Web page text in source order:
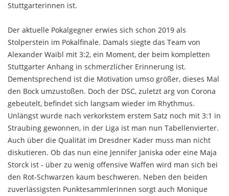
Stuttgarterinnen ist.
Der aktuelle Pokalgegner erwies sich schon 2019 als
Stolperstein im Pokalfinale. Damals siegte das Team von
Alexander Waibl mit 3:2, ein Moment, der beim kompletten
Stuttgarter Anhang in schmerzlicher Erinnerung ist.
Dementsprechend ist die Motivation umso größer, dieses Mal
den Bock umzustoßen. Doch der DSC, zuletzt arg von Corona
gebeutelt, befindet sich langsam wieder im Rhythmus.
Unlängst wurde nach verkorkstem erstem Satz noch mit 3:1 in
Straubing gewonnen, in der Liga ist man nun Tabellenvierter.
Auch über die Qualität im Dresdner Kader muss man nicht
diskutieren. Ob das nun eine Jennifer Janiska oder eine Maja
Storck ist - über zu wenig offensive Waffen wird man sich bei
den Rot-Schwarzen kaum beschweren. Neben den beiden
zuverlässigsten Punktesammlerinnen sorgt auch Monique